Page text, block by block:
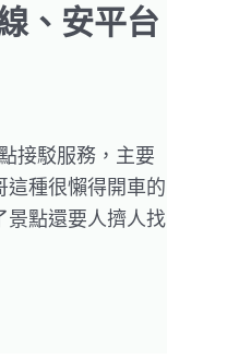
、安平台
接駁服務，主要
這種很懶得開車的
景點還要人擠人找